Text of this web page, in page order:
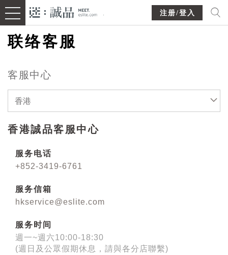
注册/登入
联络客服
客服中心
香港
香港誠品客服中心
服务电话
+852-3419-6761
服务信箱
hkservice@eslite.com
服务时间
週一~週六10:00-18:30
(週日及公眾假期休息，請與各分店聯繫)